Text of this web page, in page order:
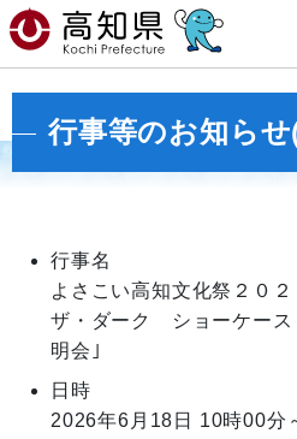
行事等のお知ら
行事名
よさこい高知文化祭２０
ザ・ダーク ショーケー
明会｣
日時
2026年6月18日
10時00分